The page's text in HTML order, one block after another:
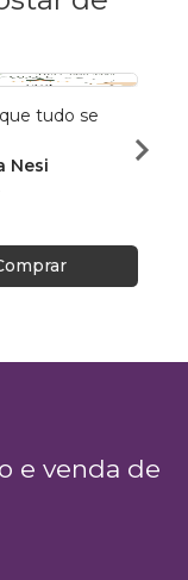
tudo se
Nesi
R$
e venda de